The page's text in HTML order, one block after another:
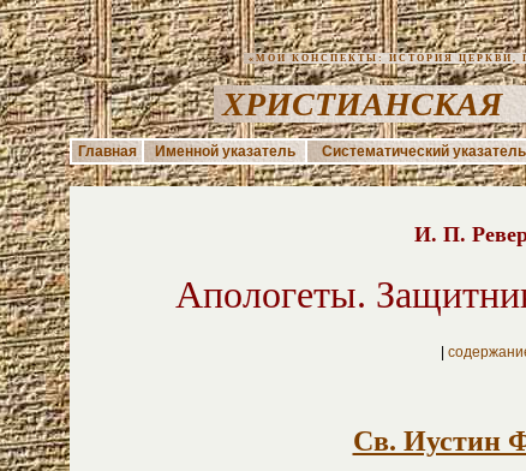
«МОИ КОНСПЕКТЫ: ИСТОРИЯ ЦЕРКВИ,
ХРИСТИАНСКАЯ
Главная Именной указатель Систематический указатель
И. П.
Апологеты.
|
Св. Иустин